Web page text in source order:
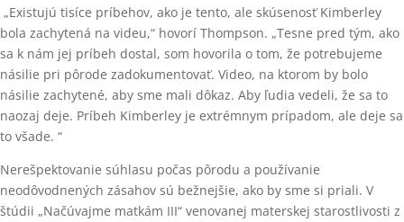
„Existujú tisíce príbehov, ako je tento, ale skúsenosť Kimberley
bola zachytená na videu,“ hovorí Thompson. „Tesne pred tým, ako
sa k nám jej príbeh dostal, som hovorila o tom, že potrebujeme
násilie pri pôrode zadokumentovať. Video, na ktorom by bolo
násilie zachytené, aby sme mali dôkaz. Aby ľudia vedeli, že sa to
naozaj deje. Príbeh Kimberley je extrémnym prípadom, ale deje sa
to všade. “
Nerešpektovanie súhlasu počas pôrodu a používanie
neodôvodnených zásahov sú bežnejšie, ako by sme si priali. V
štúdii „Načúvajme matkám III“ venovanej materskej starostlivosti z